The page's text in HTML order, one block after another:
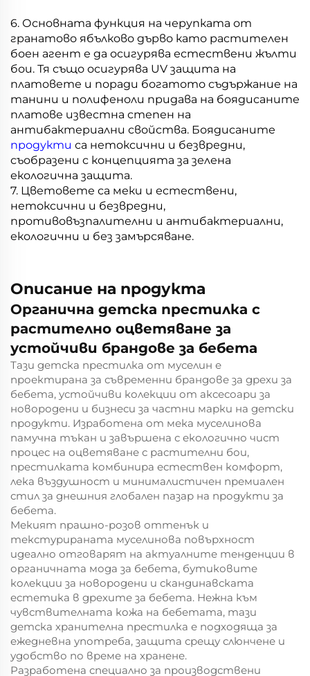
6. Основната функция на черупката от
гранатово ябълково дърво като растителен
боен агент е да осигурява естествени жълти
бои. Тя също осигурява UV защита на
платовете и поради богатото съдържание на
танини и полифеноли придава на боядисаните
платове известна степен на
антибактериални свойства. Боядисаните
продукти са нетоксични и безвредни,
съобразени с концепцията за зелена
екологична защита.
7. Цветовете са меки и естествени,
нетоксични и безвредни,
противовъзпалителни и антибактериални,
екологични и без замърсяване.
Описание на продукта
Органична детска престилка с
растително оцветяване за
устойчиви брандове за бебета
Тази детска престилка от муселин е
проектирана за съвременни брандове за дрехи за
бебета, устойчиви колекции от аксесоари за
новородени и бизнеси за частни марки на детски
продукти. Изработена от мека муселинова
памучна тъкан и завършена с екологично чист
процес на оцветяване с растителни бои,
престилката комбинира естествен комфорт,
лека въздушност и минималистичен премиален
стил за днешния глобален пазар на продукти за
бебета.
Мекият прашно-розов оттенък и
текстурираната муселинова повърхност
идеално отговарят на актуалните тенденции в
органичната мода за бебета, бутиковите
колекции за новородени и скандинавската
естетика в дрехите за бебета. Нежна към
чувствителната кожа на бебетата, тази
детска хранителна престилка е подходяща за
ежедневна употреба, защита срещу слюнчене и
удобство по време на хранене.
Разработена специално за производствени